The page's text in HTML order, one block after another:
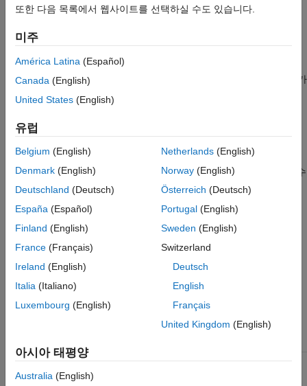
파라미터화 검사
기능 및 제한 사항
설명
머신 수준에서 정의된 Stateflow 데이터에 설정된 범위 값을
이 검사를 사용하려면
및 Stateflow 라이선스가
파라미터화 검사
해당하는 하위 검사가 포함되어 있습니다.모델 어드바이저 구성
편집기를 사용하여 실행할 하위 ID(하나 또는 여러 개)를 지정할 수
있습니다.
참고로 NA-MAAB 및 JMAAB 모델링 표준 기관에서 사용하도록
권장하는 MAB 지침 하위 ID는 다음과 같습니다.
JMAAB — a, b, c, d
db_0125_a:
범위가 머신
범위가 머신
데이터의 범위를
또한 다음 목록에서 웹사이트를 선택하실 수도 있습니다.
미주
América Latina (Español)
Canada (English)
United States (English)
유럽
Belgium (English)
Denmark (English)
Deutschland (Deutsch)
España (Español)
Finland (English)
France (Français)
Ireland (English)
Italia (Italiano)
Luxembourg (English)
Netherlands(English)
Norway(English)
Österreich (Deutsch)
Portugal(English)
Sweden (English)
Switzerland
Deutsch
English
Français
United Kingdom (English)
아시아 태평양
Australia (English)